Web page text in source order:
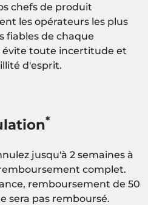
chefs de produit
les opérateurs les plus
fiables de chaque
évite toute incertitude et
d'esprit.
*
jusqu'à 2 semaines à
complet.
remboursement de 50
sera pas remboursé.